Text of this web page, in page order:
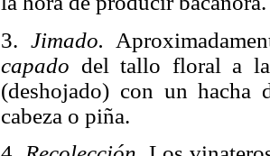
3. Jimado.
capado del tallo floral a
(deshojado) con un hacha
cabeza o piña.